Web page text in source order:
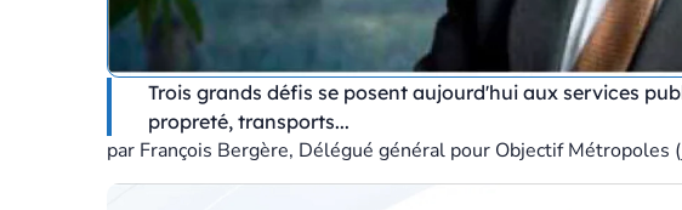
Trois grands défis se posent aujourd'hui aux services
propreté, transports...
par François Bergère, Délégué général pour Objectif Métropoles